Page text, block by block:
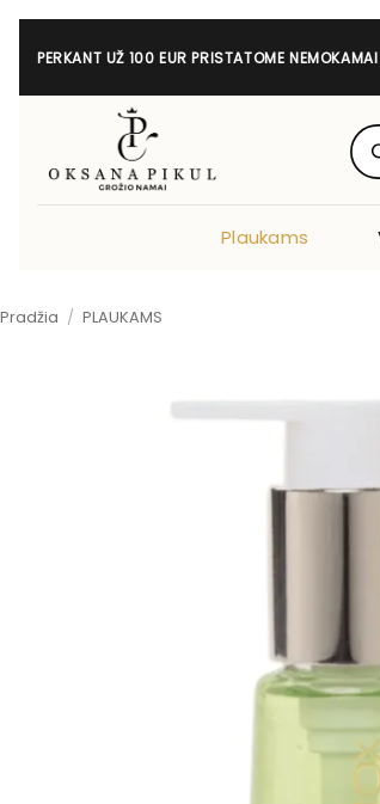
Skip
PERKANT UŽ 100 EUR PRISTATOME NEMOKAMAI
Plaukams
Pradžia / PLAUKAMS